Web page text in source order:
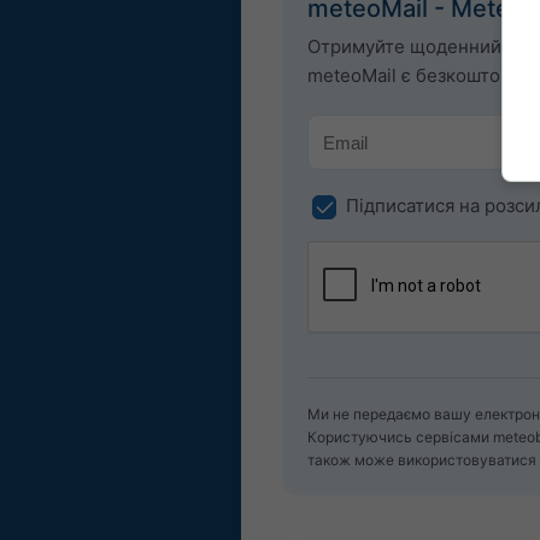
meteoMail -
Отримуйте щоденний
meteoMail є
Підписатися на
Ми не передаємо вашу
Користуючись сервісами
також може використовуватися